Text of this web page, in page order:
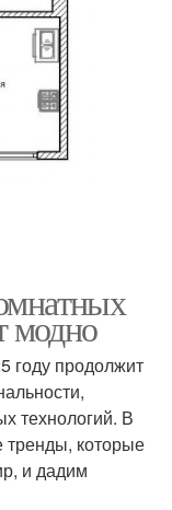
модно
году продолжит
технологий. В
тренды, которые
и дадим